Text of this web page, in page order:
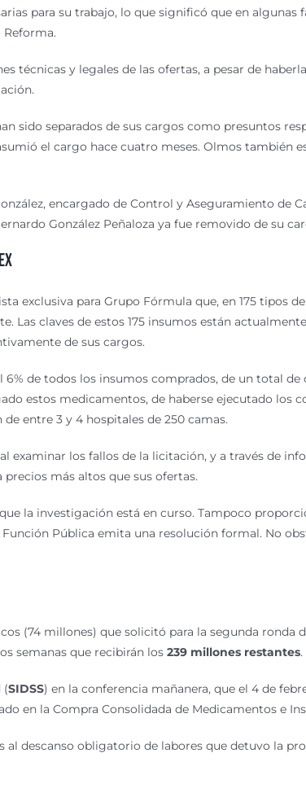
para su trabajo, lo que significó que en algunas
técnicas y legales de las ofertas, a pesar de
sido separados de sus cargos como presuntos
el cargo hace cuatro meses. Olmos también
encargado de Control y Aseguramiento de
González Peñaloza ya fue removido de su
exclusiva para Grupo Fórmula que, en 175 tipos
claves de estos 175 insumos están
de sus cargos.
de todos los insumos comprados, de un total de
estos medicamentos, de haberse ejecutado los
entre 3 y 4 hospitales de 250 camas.
examinar los fallos de la licitación, y a través de
más altos que sus ofertas.
la investigación está en curso. Tampoco
Pública emita una resolución formal. No
(74 millones) que solicitó para la segunda ronda
semanas que recibirán los 239 millones restantes.
(SIDSS) en la conferencia mañanera, que el 4 de
en la Compra Consolidada de Medicamentos e
al descanso obligatorio de labores que detuvo la